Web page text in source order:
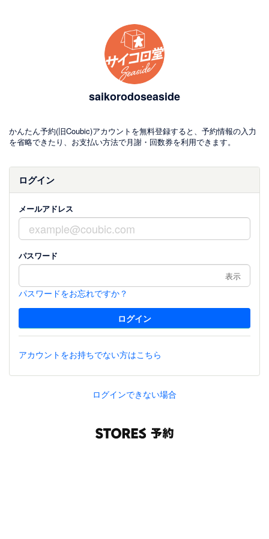
saikorodoseaside
かんたん予約(旧Coubic)アカウントを無料登録すると、予約情報の入力
を省略できたり、お支払い方法で月謝・回数券を利用できます。
ログイン
メールアドレス
パスワード
表示
パスワードをお忘れですか？
アカウントをお持ちでない方はこちら
ログインできない場合